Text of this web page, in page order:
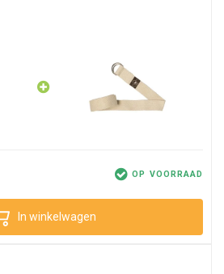
OP VOORRAAD
In winkelwagen